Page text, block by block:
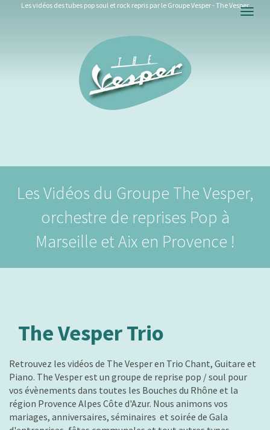
Les vidéos des tubes pop soul et rock repris par le Groupe Vesper - The Vesper
Les Vidéos du Groupe The Vesper,
orchestre de reprises Pop à
Marseille et Aix en Provence !
The Vesper Trio
Retrouvez les vidéos de The Vesper en Trio Chant, Guitare et
Piano. The Vesper est un groupe de reprise pop / soul pour
vos évènements dans toutes les Bouches du Rhône et la
région Provence Alpes Côte d'Azur. Nous animons vos
mariages, anniversaires, séminaires et soirée de Gala